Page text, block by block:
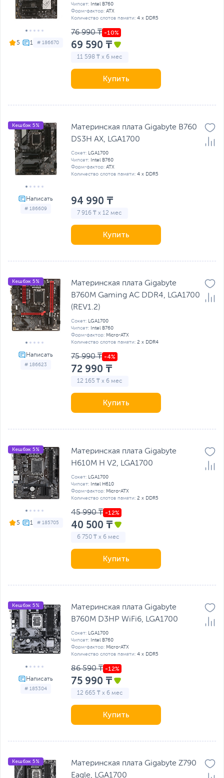
5 # 186670
Чипсет: Intel B760
Форм-фактор: ATX
Количество слотов памяти: 4 x DDR5
76 990 ₸
69 590 ₸
11 598 ₸ x 6 мес
Купить
# 186609
Кешбэк 5%
Материнская плата Gigabyte B760
DS3H AX, LGA1700
Сокет:
LGA1700
Чипсет: Intel B760
Форм-фактор: ATX
Количество слотов памяти: 4 x DDR5
94 990 ₸
7 916 ₸ x 12 мес
Купить
# 186623
Кешбэк 5%
Материнская плата Gigabyte
B760M Gaming AC DDR4, LGA1700
(REV1.2)
Сокет:
LGA1700
Чипсет: Intel B760
Форм-фактор: Micro-ATX
Количество слотов памяти: 2 x DDR4
75 990 ₸
72 990 ₸
12 165 ₸ x 6 мес
Купить
5 # 185705
Кешбэк 5%
Материнская плата Gigabyte
H610M H V2, LGA1700
Сокет:
LGA1700
Чипсет: Intel H610
Форм-фактор: Micro-ATX
Количество слотов памяти: 2 x DDR5
45 990 ₸
40 500 ₸
6 750 ₸ x 6 мес
Купить
# 185304
Кешбэк 5%
Материнская плата Gigabyte
B760M D3HP WiFi6, LGA1700
Сокет:
LGA1700
Чипсет: Intel B760
Форм-фактор: Micro-ATX
Количество слотов памяти: 4 x DDR5
86 590 ₸
75 990 ₸
12 665 ₸ x 6 мес
Купить
Кешбэк 5%
Материнская плата Gigabyte Z790
Eagle, LGA1700